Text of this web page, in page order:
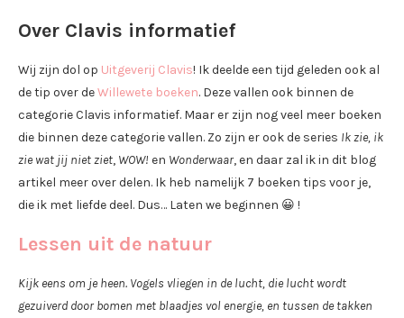
Over Clavis informatief
Wij zijn dol op Uitgeverij Clavis! Ik deelde een tijd geleden ook al
de tip over deWillewete boeken. Deze vallen ook binnen de
categorie Clavis informatief. Maar er zijn nog veel meer boeken
die binnen deze categorie vallen. Zo zijn er ook de series Ik zie, ik
zie wat jij niet ziet, WOW! en Wonderwaar, en daar zal ik in dit blog
artikel meer over delen. Ik heb namelijk 7 boeken tips voor je,
die ik met liefde deel. Dus… Laten we beginnen 😀 !
Lessen uit de natuur
Kijk eens om je heen. Vogels vliegen in de lucht, die lucht wordt
gezuiverd door bomen met blaadjes vol energie, en tussen de takken